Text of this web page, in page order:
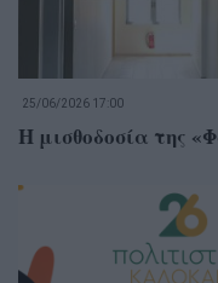
25/06/2026 17:00
Η μισθοδοσία της